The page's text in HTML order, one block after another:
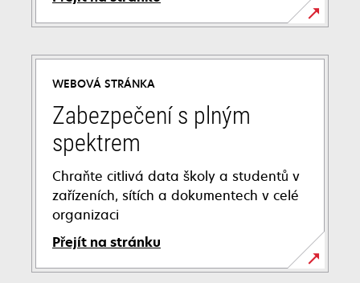
WEBOVÁ STRÁNKA
Zabezpečení s plným
spektrem
Chraňte citlivá data školy a studentů v
zařízeních, sítích a dokumentech v celé
organizaci
Přejít na stránku